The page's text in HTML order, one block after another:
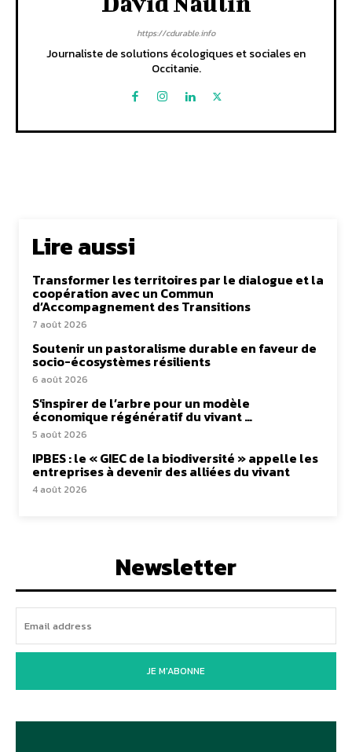
https://cdurable.info
Journaliste de solutions écologiques et sociales en
Occitanie.
Lire aussi
Transformer les territoires par le dialogue et la
coopération avec un Commun
d’Accompagnement des Transitions
7 août 2026
Soutenir un pastoralisme durable en faveur de
socio-écosystèmes résilients
6 août 2026
S’inspirer de l’arbre pour un modèle
économique régénératif du vivant …
5 août 2026
IPBES : le « GIEC de la biodiversité » appelle les
entreprises à devenir des alliées du vivant
4 août 2026
Newsletter
JE M'ABONNE